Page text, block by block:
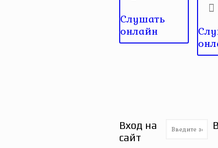
Слушать
онлайн
Вход на
сайт